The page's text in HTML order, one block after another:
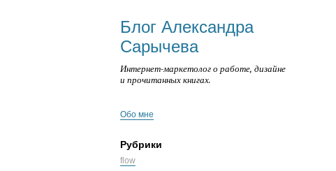
Блог Александра
Сарычева
Интернет-маркетолог о работе, дизайне
и прочитанных книгах.
Обо мне
Рубрики
flow